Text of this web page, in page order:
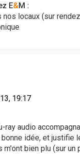
E&M :
nos locaux (sur
19:17
ray audio
idée, et justifie
m'ont bien plu (sur un